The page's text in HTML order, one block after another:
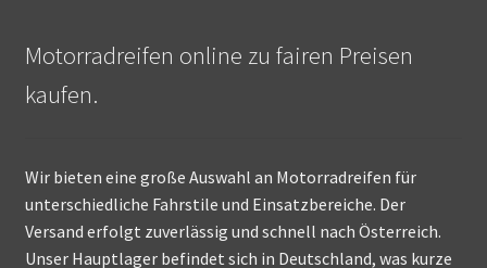
Motorradreifen online zu fairen Preisen
kaufen.
Wir bieten eine große Auswahl an Motorradreifen für
unterschiedliche Fahrstile und Einsatzbereiche. Der
Versand erfolgt zuverlässig und schnell nach Österreich.
Unser Hauptlager befindet sich in Deutschland, was kurze